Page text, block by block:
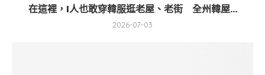
在這裡，I人也敢穿韓服逛老屋、老街 全州韓屋...
2026-07-03